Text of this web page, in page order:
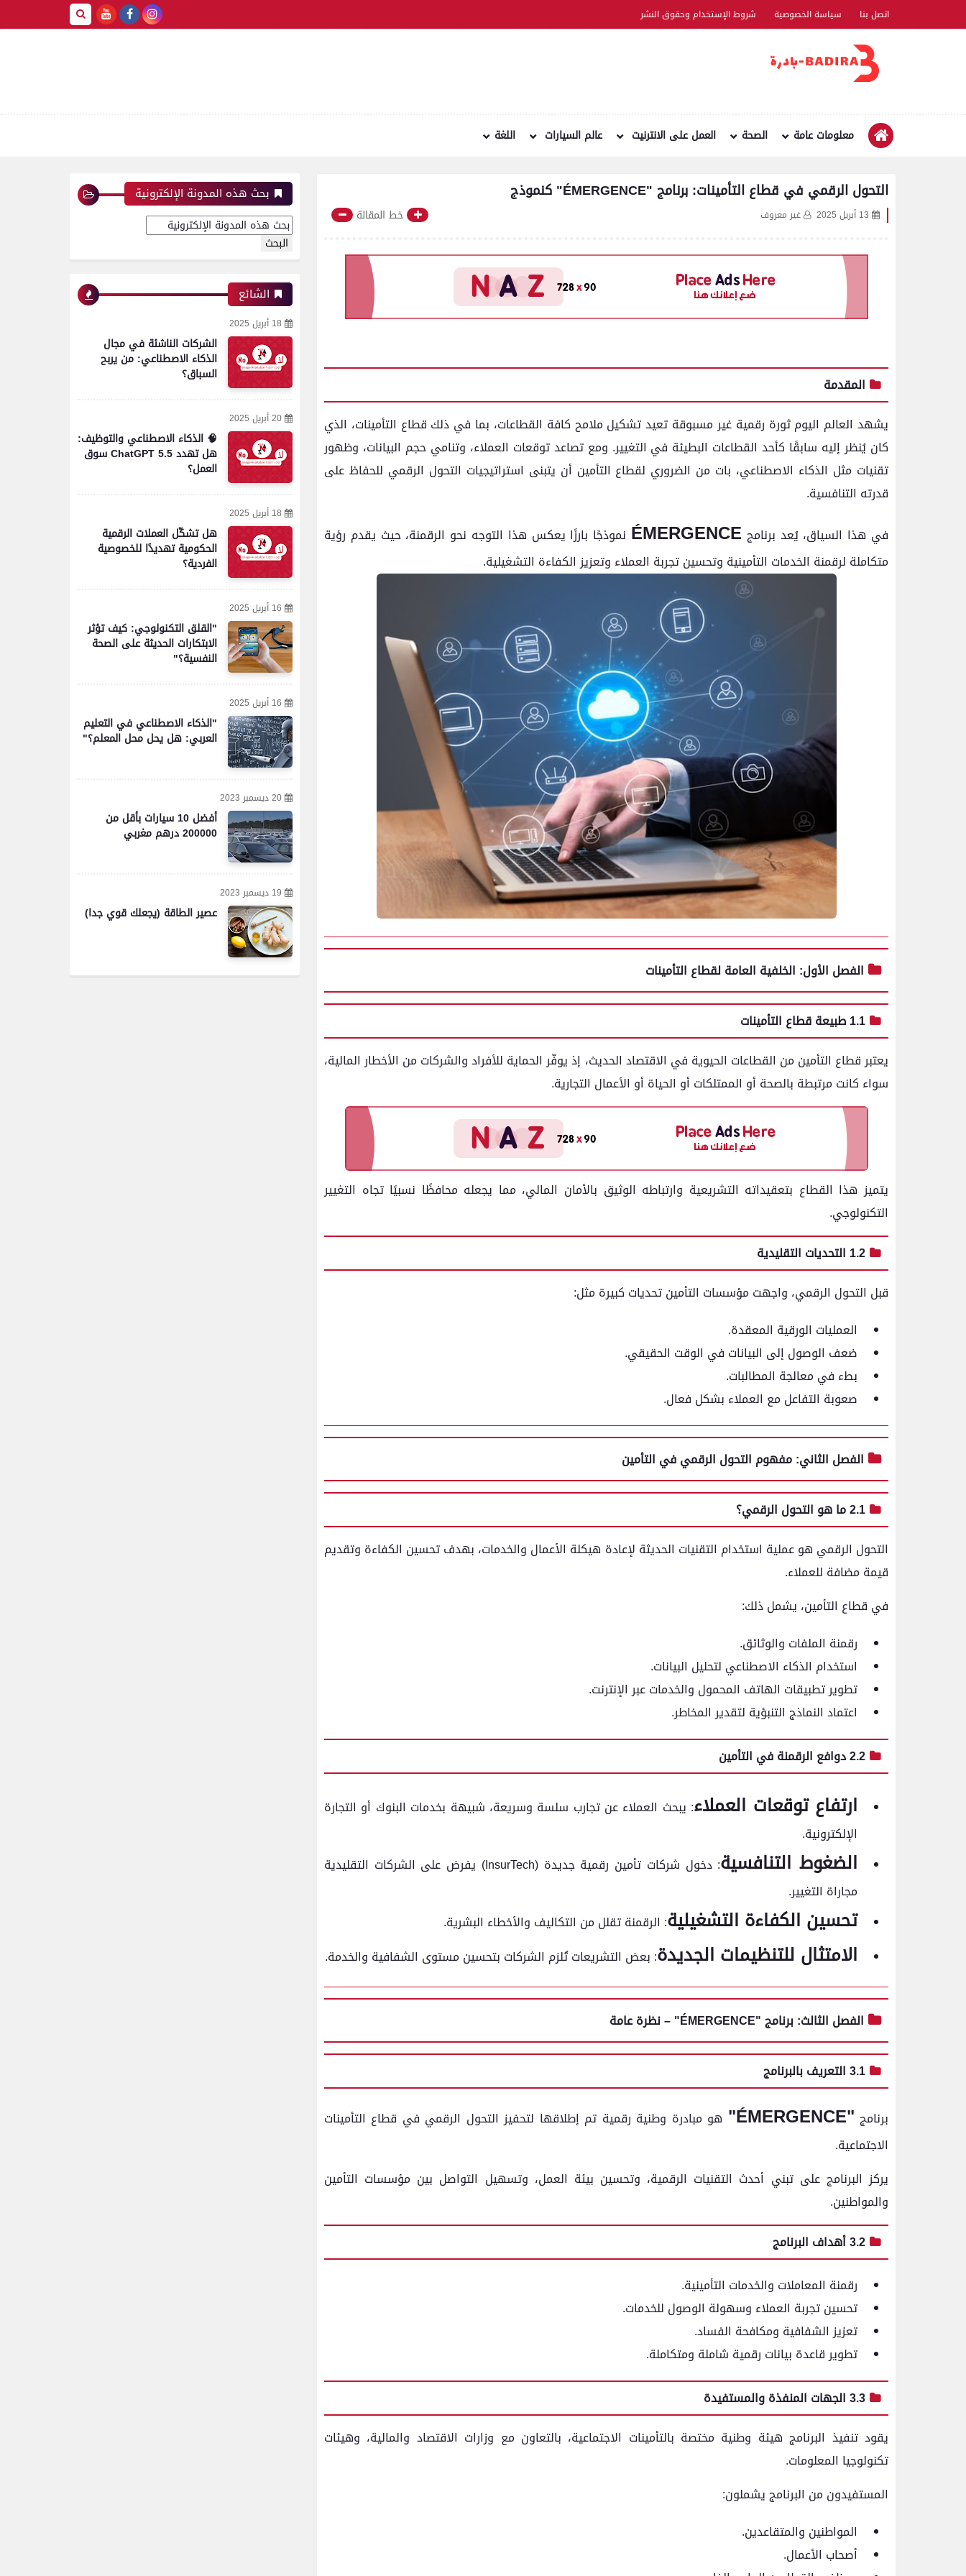
اتصل بنا سياسة الخصوصية شروط الإستخدام وحقوق النشر
معلومات عامة الصحة العمل على الانترنيت عالم السيارات اللغة
التحول الرقمي في قطاع التأمينات: برنامج "ÉMERGENCE" كنموذج
13 أبريل 2025 غير معروف خط المقالة
المقدمة
يشهد العالم اليوم ثورة رقمية غير مسبوقة تعيد تشكيل ملامح كافة القطاعات، بما في ذلك قطاع التأمينات، الذي
كان يُنظر إليه سابقًا كأحد القطاعات البطيئة في التغيير. ومع تصاعد توقعات العملاء، وتنامي حجم البيانات، وظهور
تقنيات مثل الذكاء الاصطناعي، بات من الضروري لقطاع التأمين أن يتبنى استراتيجيات التحول الرقمي للحفاظ على
قدرته التنافسية.
في هذا السياق، يُعد برنامج ÉMERGENCE نموذجًا بارزًا يعكس هذا التوجه نحو الرقمنة، حيث يقدم رؤية
متكاملة لرقمنة الخدمات التأمينية وتحسين تجربة العملاء وتعزيز الكفاءة التشغيلية.
الفصل الأول: الخلفية العامة لقطاع التأمينات
1.1 طبيعة قطاع التأمينات
يعتبر قطاع التأمين من القطاعات الحيوية في الاقتصاد الحديث، إذ يوفّر الحماية للأفراد والشركات من الأخطار المالية،
سواء كانت مرتبطة بالصحة أو الممتلكات أو الحياة أو الأعمال التجارية.
يتميز هذا القطاع بتعقيداته التشريعية وارتباطه الوثيق بالأمان المالي، مما يجعله محافظًا نسبيًا تجاه التغيير
التكنولوجي.
1.2 التحديات التقليدية
قبل التحول الرقمي، واجهت مؤسسات التأمين تحديات كبيرة مثل:
العمليات الورقية المعقدة.
ضعف الوصول إلى البيانات في الوقت الحقيقي.
بطء في معالجة المطالبات.
صعوبة التفاعل مع العملاء بشكل فعال.
الفصل الثاني: مفهوم التحول الرقمي في التأمين
2.1 ما هو التحول الرقمي؟
التحول الرقمي هو عملية استخدام التقنيات الحديثة لإعادة هيكلة الأعمال والخدمات، بهدف تحسين الكفاءة وتقديم
قيمة مضافة للعملاء.
في قطاع التأمين، يشمل ذلك:
رقمنة الملفات والوثائق.
استخدام الذكاء الاصطناعي لتحليل البيانات.
تطوير تطبيقات الهاتف المحمول والخدمات عبر الإنترنت.
اعتماد النماذج التنبؤية لتقدير المخاطر.
2.2 دوافع الرقمنة في التأمين
ارتفاع توقعات العملاء: يبحث العملاء عن تجارب سلسة وسريعة، شبيهة بخدمات البنوك أو التجارة
الإلكترونية.
الضغوط التنافسية
: دخول شركات تأمين رقمية جديدة (InsurTech) يفرض على الشركات التقليدية
مجاراة التغيير.
تحسين الكفاءة التشغيلية: الرقمنة تقلل من التكاليف والأخطاء البشرية.
الامتثال للتنظيمات الجديدة: بعض التشريعات تُلزم الشركات بتحسين مستوى الشفافية والخدمة.
الفصل الثالث: برنامج "ÉMERGENCE" – نظرة عامة
3.1 التعريف بالبرنامج
برنامج "ÉMERGENCE"
هو مبادرة وطنية رقمية تم إطلاقها لتحفيز التحول الرقمي في قطاع التأمينات
الاجتماعية.
يركز البرنامج على تبني أحدث التقنيات الرقمية، وتحسين بيئة العمل، وتسهيل التواصل بين مؤسسات التأمين
والمواطنين.
3.2 أهداف البرنامج
رقمنة المعاملات والخدمات التأمينية.
تحسين تجربة العملاء وسهولة الوصول للخدمات.
تعزيز الشفافية ومكافحة الفساد.
تطوير قاعدة بيانات رقمية شاملة ومتكاملة.
3.3 الجهات المنفذة والمستفيدة
يقود تنفيذ البرنامج هيئة وطنية مختصة بالتأمينات الاجتماعية، بالتعاون مع وزارات الاقتصاد والمالية، وهيئات
تكنولوجيا المعلومات.
المستفيدون من البرنامج يشملون:
المواطنين والمتقاعدين.
أصحاب الأعمال.
بحث هذه المدونة الإلكترونية
الشائع
18 أبريل 2025
الشركات الناشئة في مجال
الذكاء الاصطناعي: من يربح
السباق؟
20 أبريل 2025
🧠 الذكاء الاصطناعي والتوظيف:
هل تهدد ChatGPT 5.5 سوق
العمل؟
18 أبريل 2025
هل تشكّل العملات الرقمية
الحكومية تهديدًا للخصوصية
الفردية؟
16 أبريل 2025
"القلق التكنولوجي: كيف تؤثر
الابتكارات الحديثة على الصحة
النفسية؟"
16 أبريل 2025
"الذكاء الاصطناعي في التعليم
العربي: هل يحل محل المعلم؟"
20 ديسمبر 2023
أفضل 10 سيارات بأقل من
200000 درهم مغربي
19 ديسمبر 2023
عصير الطاقة (يجعلك قوي جدا)